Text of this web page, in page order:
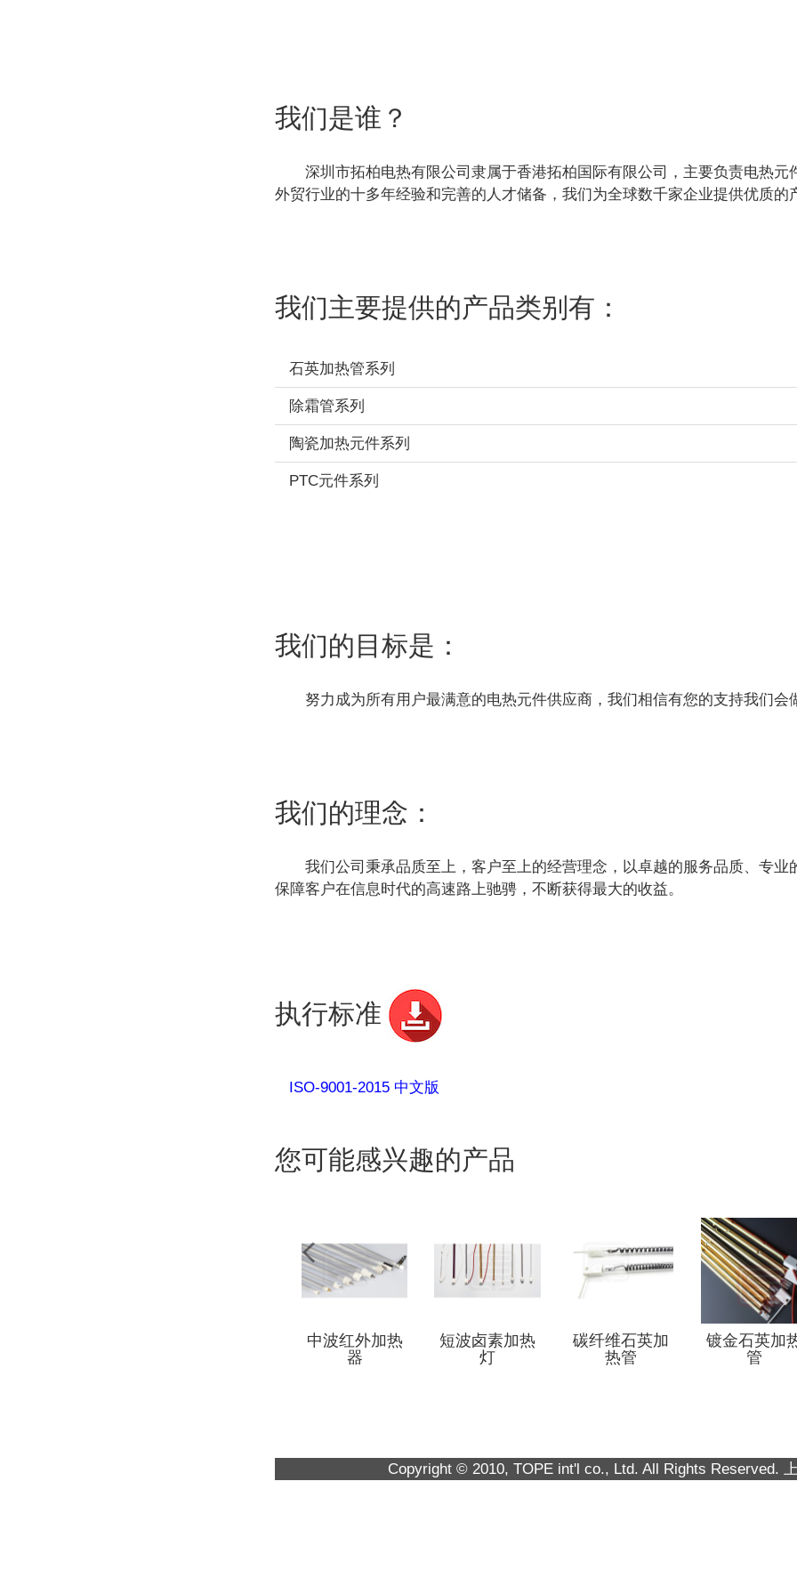
我们是谁？
深圳市拓柏电热有限公司隶属于香港拓柏国际有限公司，主要负责电热
外贸行业的十多年经验和完善的人才储备，我们为全球数千家企业提供优质的
我们主要提供的产品类别有：
石英加热管系列
除霜管系列
陶瓷加热元件系列
PTC元件系列
我们的目标是：
努力成为所有用户最满意的电热元件供应商，我们相信有您的支持我们会
我们的理念：
我们公司秉承品质至上，客户至上的经营理念，以卓越的服务品质、专业
保障客户在信息时代的高速路上驰骋，不断获得最大的收益。
执行标准
ISO-9001-2015 中文版
您可能感兴趣的产品
中波红外加热
器
短波卤素加热
灯
碳纤维石英加
热管
镀金石英加
管
Copyright © 2010, TOPE int'l co., Ltd. All Rights Reserved.